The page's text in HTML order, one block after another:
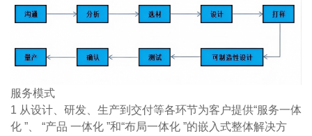
服务模式
1 从设计、研发、生产到交付等各环节为客户提供“服务一体
化 ”、 “产品 一体化 ”和“布局一体化 ”的嵌入式整体解决方